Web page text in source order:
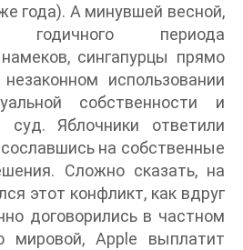
года). А минувшей весной,
периода
сингапурцы прямо
использовании
собственности и
Яблочники ответили
на собственные
Сложно сказать, на
этот конфликт, как вдруг
договорились в частном
мировой, Apple выплатит